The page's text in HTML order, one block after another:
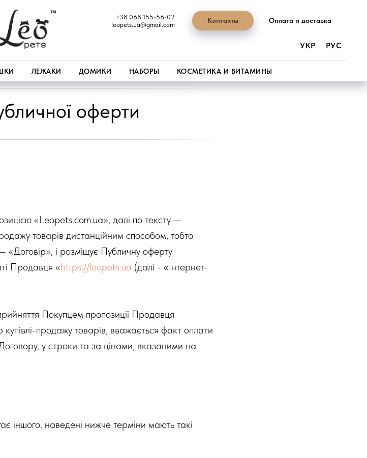
+38 068 155-56-02
leopets.ua@gmail.com
Контакты Оплата и доставка
УКР РУС
ЛЕЖАКИ ДОМИКИ НАБОРЫ КОСМЕТИКА И ВИТАМИНЫ
оферти
«Leopets.com.ua», далі по тексту —
товарів дистанційним способом, тобто
«Договір», і розміщує Публичну оферту
Продавця «https://leopets.ua (далі - «Інтернет-
Покупцем пропозиції Продавця
продажу товарів, вважається факт оплати
у строки та за цінами, вказаними на
іншого, наведені нижче терміни мають такі